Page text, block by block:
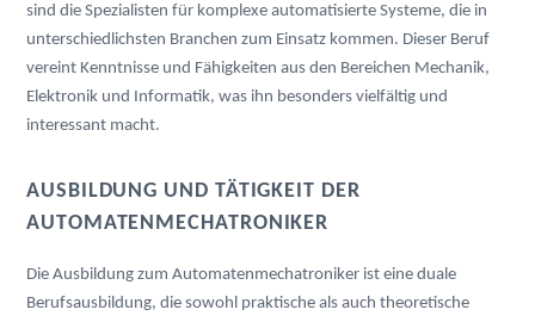
sind die Spezialisten für komplexe automatisierte Systeme, die in
unterschiedlichsten Branchen zum Einsatz kommen. Dieser Beruf
vereint Kenntnisse und Fähigkeiten aus den Bereichen Mechanik,
Elektronik und Informatik, was ihn besonders vielfältig und
interessant macht.
AUSBILDUNG UND TÄTIGKEIT DER
AUTOMATENMECHATRONIKER
Die Ausbildung zum Automatenmechatroniker ist eine duale
Berufsausbildung, die sowohl praktische als auch theoretische